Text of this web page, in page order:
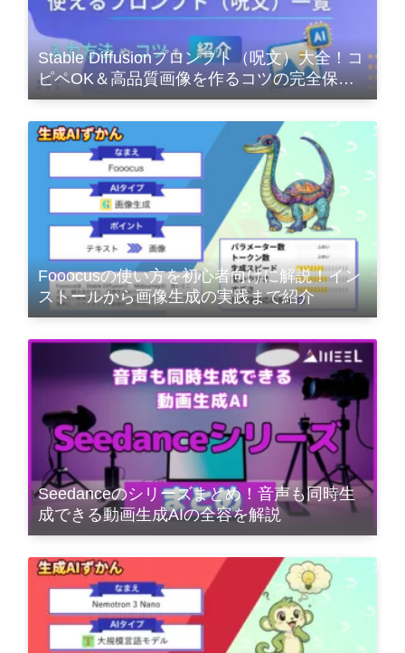
Stable Diffusionプロンプト（呪文）大全！コ
ピペOK＆高品質画像を作るコツの完全保存
版
Fooocusの使い方を初心者向けに解説！イン
ストールから画像生成の実践まで紹介
Seedanceのシリーズまとめ！音声も同時生
成できる動画生成AIの全容を解説